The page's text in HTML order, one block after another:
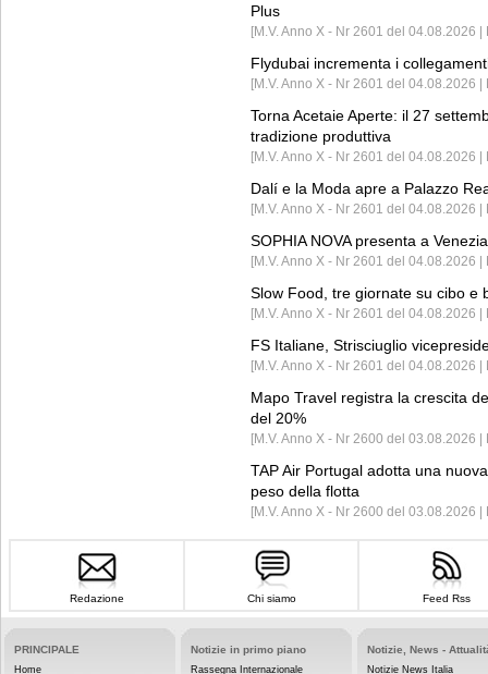
Plus
[M.V. Anno X - Nr 2601 del 04.08.2026 |
Flydubai incrementa i
[M.V. Anno X - Nr 2601 del 04.08.2026 |
Torna Acetaie Aperte: il 27
tradizione produttiva
[M.V. Anno X - Nr 2601 del 04.08.2026 |
Dalí e la Moda apre a Palazzo
[M.V. Anno X - Nr 2601 del 04.08.2026 |
SOPHIA NOVA presenta a
[M.V. Anno X - Nr 2601 del 04.08.2026
Slow Food, tre giornate su cibo e
[M.V. Anno X - Nr 2601 del 04.08.2026 |
FS Italiane, Strisciuglio
[M.V. Anno X - Nr 2601 del 04.08.2026 |
Mapo Travel registra la crescita
del 20%
[M.V. Anno X - Nr 2600 del 03.08.2026 |
TAP Air Portugal adotta una
peso della flotta
[M.V. Anno X - Nr 2600 del 03.08.2026
Redazione Chi siamo Feed Rss
PRINCIPALE
Home
Notizie in primo piano
Rassegna Internazionale
Notizie, News -
Notizie News Italia